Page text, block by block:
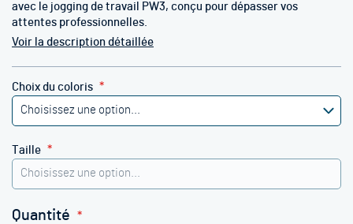
avec le jogging de travail PW3, conçu pour dépasser vos
attentes professionnelles.
Voir la description détaillée
Choix du coloris
Taille
Quantité